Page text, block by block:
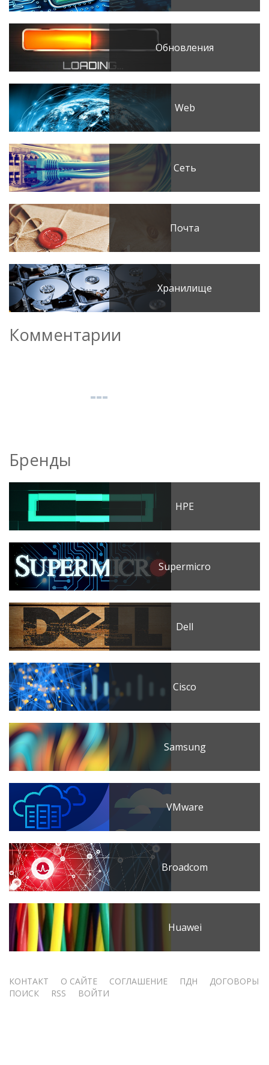
Обновления
Web
Сеть
Почта
Хранилище
Комментарии
Бренды
HPE
Supermicro
Dell
Cisco
Samsung
VMware
Broadcom
Huawei
Меню
КОНТАКТ О САЙТЕ СОГЛАШЕНИЕ ПДН
ДОГОВОРЫ
ПОИСК
RSS ВОЙТИ